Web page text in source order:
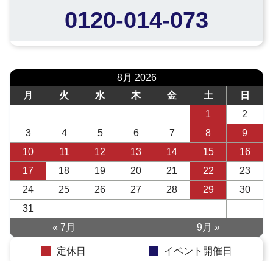
0120-014-073
8月 2026
月
火 水 木 金 土
日
1
2
3
4 5 6 7 8
9
10
11 12 13 14 15
16
17
18 19 20 21 22
23
24
25 26 27 28 29
30
31
« 7月
9月 »
定休日 イベント開催日